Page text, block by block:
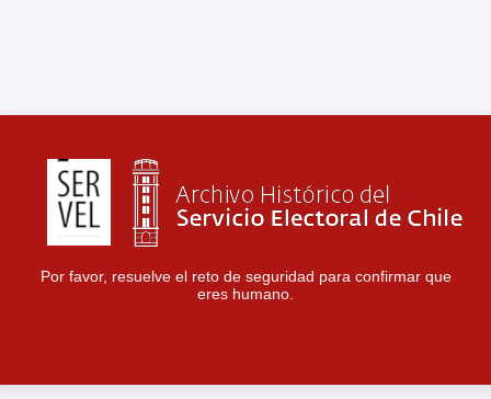
Por favor, resuelve el reto de seguridad para confirmar que
eres humano.